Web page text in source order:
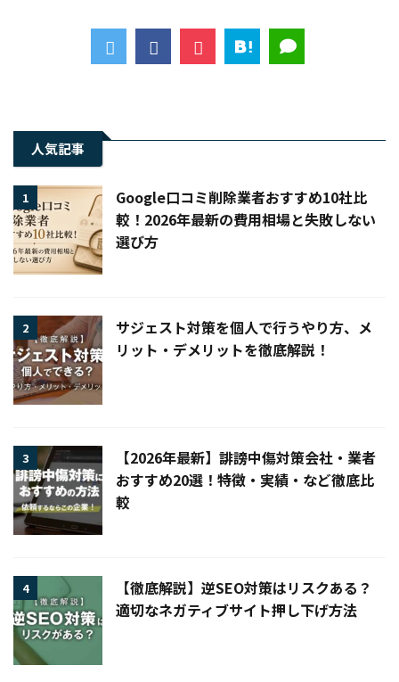
人気記事
1
Google口コミ削除業者おすすめ10社比
較！2026年最新の費用相場と失敗しない
選び方
2
サジェスト対策を個人で行うやり方、メ
リット・デメリットを徹底解説！
3
【2026年最新】誹謗中傷対策会社・業者
おすすめ20選！特徴・実績・など徹底比
較
4
【徹底解説】逆SEO対策はリスクある？
適切なネガティブサイト押し下げ方法